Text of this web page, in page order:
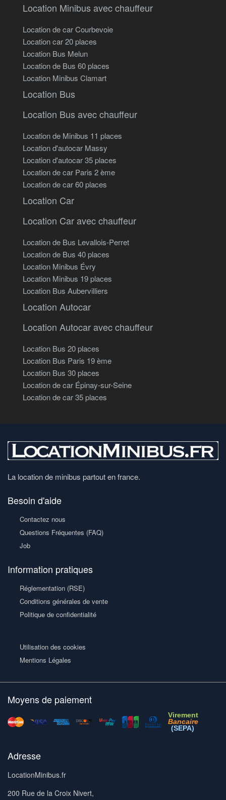
Location Minibus avec chauffeur
Location de car Courbevoie
Location car 20 places
Location Bus Melun
Location de Bus 60 places
Location Minibus Clamart
Location Bus
Location Bus avec chauffeur
Location de Minibus 11 places
Location d'autocar Massy
Location d'autocar 35 places
Location de car Paris 2 ème
Location de car 60 places
Location Car
Location Car avec chauffeur
Location de Bus Levallois-Perret
Location de Bus 40 places
Location Minibus Évry
Location Minibus 19 places
Location Bus Aubervilliers
Location Autocar
Location Autocar avec chauffeur
Location Bus 20 places
Location Bus Paris 19 ème
Location Bus 30 places
Location de car Épinay-sur-Seine
Location de car 35 places
La location de minibus partout en france.
Besoin d'aide
Contactez nous
Questions Fréquentes (FAQ)
Job
Information pratiques
Réglementation (RSE)
Conditions générales de vente
Politique de confidentialité
Utilisation des cookies
Mentions Légales
Moyens de paiement
Virement
Bancaire
(SEPA)
Adresse
LocationMinibus.fr
200 Rue de la Croix Nivert,